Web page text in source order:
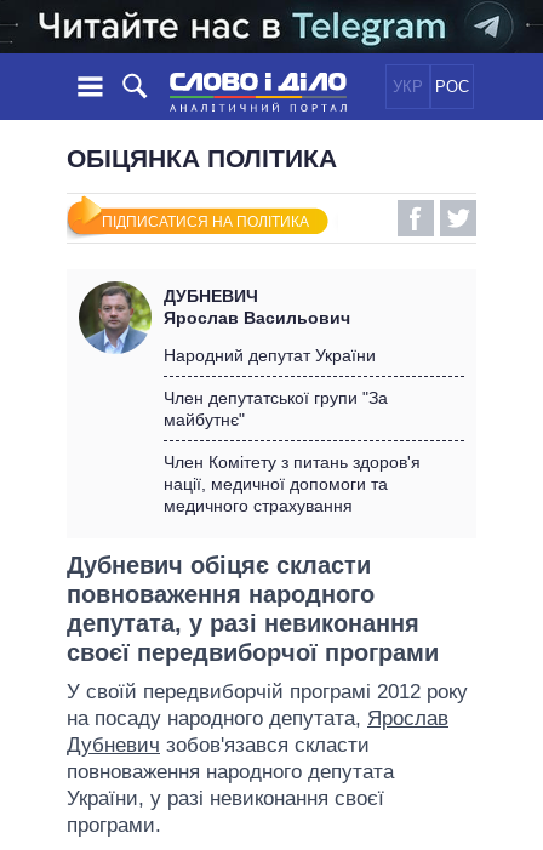
УКР РОС
НОВИНИ
СТРІЧКА
ПОДІЇ
СТАТТІ
ДУМКИ
ОГЛЯДИ
ДАЙДЖЕСТИ
ПОЛІТИКА
ЕКОНОМІКА
СВІТ
ОБIЦЯНКИ
УСІ ПОЛІТИКИ
ПРЕЗИДЕНТ І ОФІС
КАБІНЕТ МІНІСТРІВ
ГОЛОВИ ОБЛАДМІНІСТРАЦІЙ
МЕРИ МІСТ
ІНФОГРАФІКА
ВІДЕО
ПІДТРИМАТИ
ПОРІВНЯННЯ ПОЛІТИКІВ
ОБІЦЯНКА ПОЛІТИКА
ПІДПИСАТИСЯ НА ПОЛІТИКА
ДУБНЕВИЧ
Ярослав Васильович
Народний депутат України
Член депутатської групи "За
майбутнє"
Член Комітету з питань здоров'я
нації, медичної допомоги та
медичного страхування
Дубневич обіцяє скласти
повноваження народного
депутата, у разі невиконання
своєї передвиборчої програми
У своїй передвиборчій програмі 2012 року
на посаду народного депутата, Ярослав
Дубневич зобов'язався скласти
повноваження народного депутата
України, у разі невиконання своєї
програми.